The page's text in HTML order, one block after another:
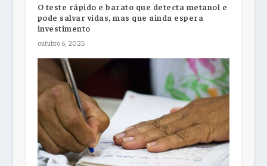
O teste rápido e barato que detecta metanol e
pode salvar vidas, mas que ainda espera
investimento
outubro 6, 2025